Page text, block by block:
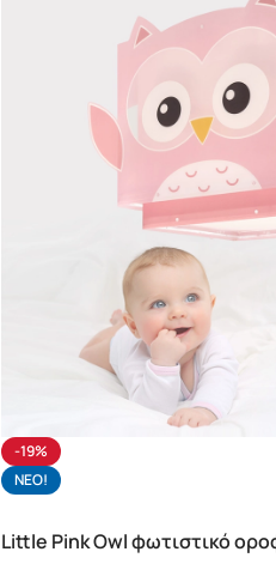
-19%
NΕΟ!
Little Pink Owl φωτιστικό